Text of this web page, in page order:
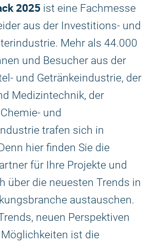
2025 ist eine Fachmesse
aus der Investitions- und
Mehr als 44.000
und Besucher aus der
und Getränkeindustrie, der
Medizintechnik, der
und
trafen sich in
hier finden Sie die
für Ihre Projekte und
über die neuesten Trends in
austauschen.
neuen Perspektiven
ist die